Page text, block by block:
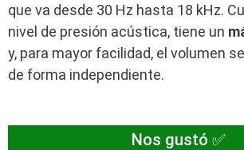
que va desde 30 Hz hasta 18 kHz.
nivel de presión acústica, tiene un
y, para mayor facilidad, el volumen
de forma independiente.
Nos gustó ✅